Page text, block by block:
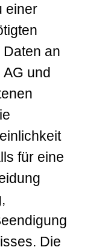
einer
an
AG und
für eine
Die